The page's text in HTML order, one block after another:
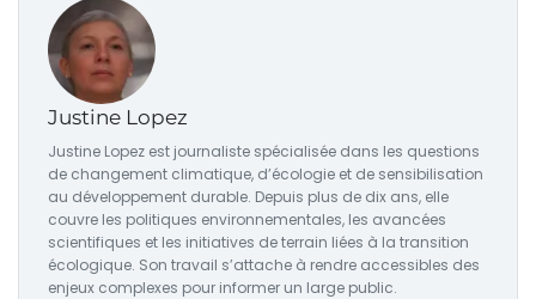
Justine Lopez
Justine Lopez est journaliste spécialisée dans les questions
de changement climatique, d’écologie et de sensibilisation
au développement durable. Depuis plus de dix ans, elle
couvre les politiques environnementales, les avancées
scientifiques et les initiatives de terrain liées à la transition
écologique. Son travail s’attache à rendre accessibles des
enjeux complexes pour informer un large public.